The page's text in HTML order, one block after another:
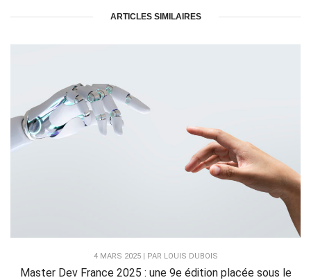
ARTICLES SIMILAIRES
4 MARS 2025 | PAR LOUIS DUBOIS
Master Dev France 2025 : une 9e édition placée sous le